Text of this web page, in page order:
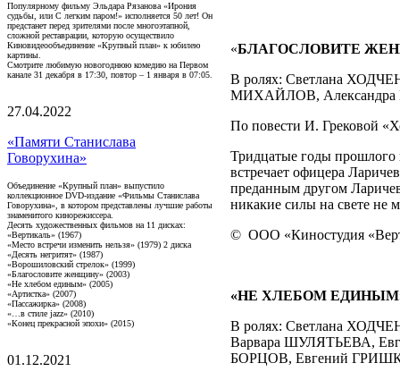
Популярному фильму Эльдара Рязанова «Ирония
судьбы, или С легким паром!» исполняется 50 лет! Он
предстанет перед зрителями после многоэтапной,
сложной реставрации, которую осуществило
Киновидеообъединение «Крупный план» к юбилею
картины.
Смотрите любимую новогоднюю комедию на Первом
канале 31 декабря в 17:30, повтор – 1 января в 07:05.
27.04.2022
«Памяти Станислава
Говорухина»
Объединение «Крупный план» выпустило
коллекционное DVD-издание «Фильмы Станислава
Говорухина», в котором представлены лучшие работы
знаменитого кинорежиссера.
Десять художественных фильмов на 11 дисках:
«Вертикаль» (1967)
«Место встречи изменить нельзя» (1979) 2 диска
«Десять негритят» (1987)
«Ворошиловский стрелок» (1999)
«Благословите женщину» (2003)
«Не хлебом единым» (2005)
«Артистка» (2007)
«Пассажирка» (2008)
«…в стиле jazz» (2010)
«Конец прекрасной эпохи» (2015)
01.12.2021
«БЛАГОСЛОВИТЕ
В ролях: Светлана
МИХАЙЛОВ,
По повести И. Грековой
Тридцатые годы прошлого
встречает офицера
преданным другом
никакие силы на свете не
© ООО «Киностудия
«НЕ ХЛЕБОМ
В ролях: Светлана
Варвара ШУЛЯТЬЕВА,
БОРЦОВ, Евгений